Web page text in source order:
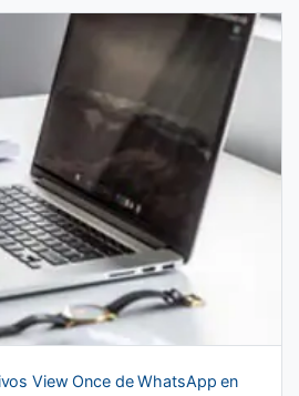
View Once de WhatsApp en